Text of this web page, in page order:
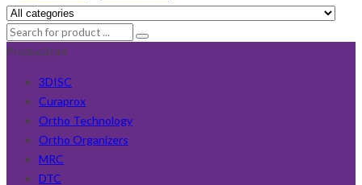
Producători
3DISC
Curaprox
Ortho Technology
Ortho Organizers
MRC
DTC